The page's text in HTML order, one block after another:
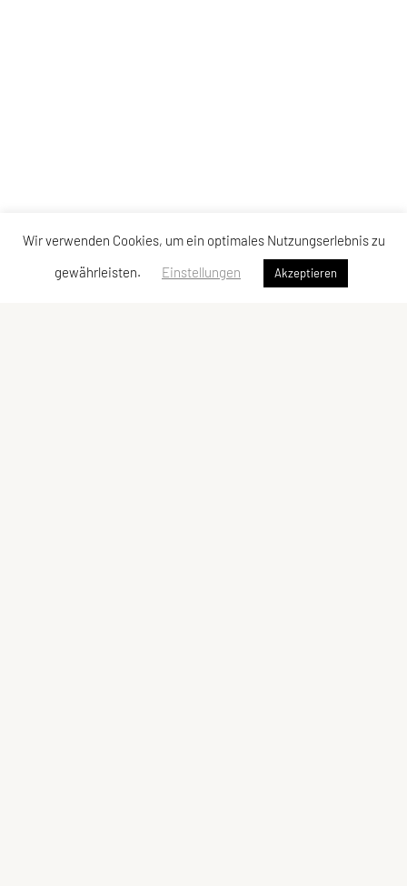
Wir verwenden Cookies, um ein optimales Nutzungserlebnis zu
gewährleisten.
Einstellungen Akzeptieren